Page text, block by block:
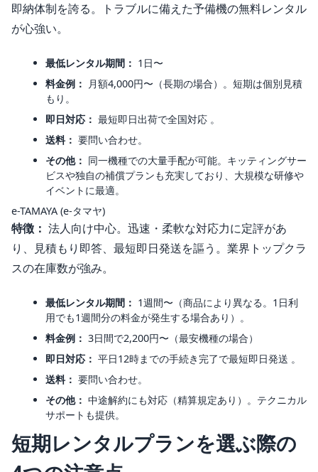
即納体制を誇る。トラブルに備えた予備機の無料レンタル
が心強い。
最低レンタル期間： 1日〜
料金例： 月額4,000円〜（長期の場合）。短期は個別見積
もり。
即日対応： 最短即日出荷で全国対応 。
送料： 要問い合わせ。
その他： 同一機種での大量手配が可能。キッティングサー
ビスや独自の補償プランも充実しており、大規模な研修や
イベントに最適。
e-TAMAYA (e-タマヤ)
特徴： 法人向け中心。迅速・柔軟な対応力に定評があ
り、見積もり即答、最短即日発送を謳う。業界トップクラ
スの在庫数が強み。
最低レンタル期間： 1週間〜（商品により異なる。1日利
用でも1週間分の料金が発生する場合あり）。
料金例： 3日間で2,200円〜（最安機種の場合）
即日対応： 平日12時までの手続き完了で最短即日発送 。
送料： 要問い合わせ。
その他： 中途解約にも対応（精算規定あり）。テクニカル
サポートも提供。
短期レンタルプランを選ぶ際の